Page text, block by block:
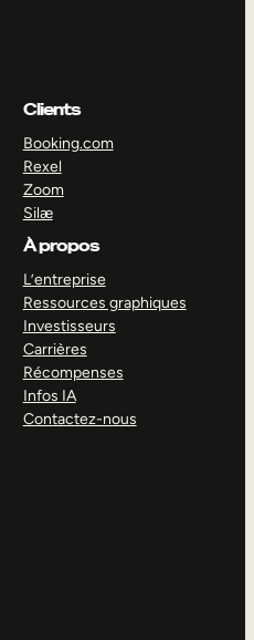
Clients
Booking.com
Rexel
Zoom
Silæ
À propos
L’entreprise
Ressources graphiques
Investisseurs
Carrières
Récompenses
Infos IA
Contactez-nous